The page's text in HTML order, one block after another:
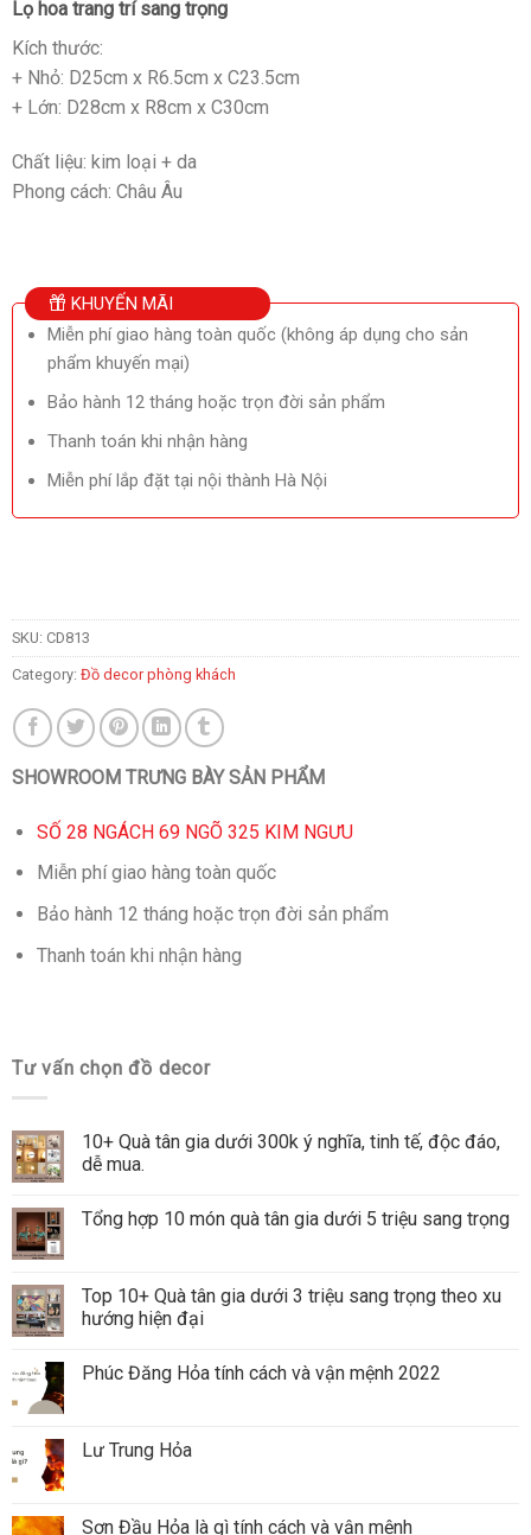
Lọ hoa trang trí sang trọng
Kích thước:
+ Nhỏ: D25cm x R6.5cm x C23.5cm
+ Lớn: D28cm x R8cm x C30cm
Chất liệu: kim loại + da
Phong cách: Châu Âu
KHUYẾN MÃI
Miễn phí giao hàng toàn quốc (không áp dụng cho sản
phẩm khuyến mại)
Bảo hành 12 tháng hoặc trọn đời sản phẩm
Thanh toán khi nhận hàng
Miễn phí lắp đặt tại nội thành Hà Nội
SKU: CD813
Category: Đồ decor phòng khách
SHOWROOM TRƯNG BÀY SẢN PHẨM
SỐ 28 NGÁCH 69 NGÕ 325 KIM NGƯU
Miễn phí giao hàng toàn quốc
Bảo hành 12 tháng hoặc trọn đời sản phẩm
Thanh toán khi nhận hàng
Tư vấn chọn đồ decor
10+ Quà tân gia dưới 300k ý nghĩa, tinh tế, độc đáo,
dễ mua.
Tổng hợp 10 món quà tân gia dưới 5 triệu sang trọng
Top 10+ Quà tân gia dưới 3 triệu sang trọng theo xu
hướng hiện đại
Phúc Đăng Hỏa tính cách và vận mệnh 2022
Lư Trung Hỏa
Sơn Đầu Hỏa là gì tính cách và vận mệnh